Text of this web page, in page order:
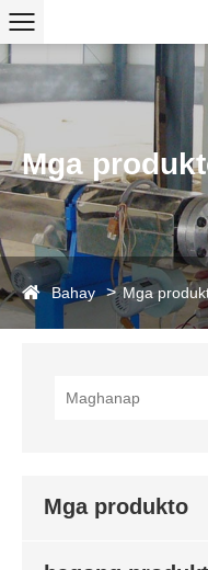
Mga
Bahay Mga
Mga produkto